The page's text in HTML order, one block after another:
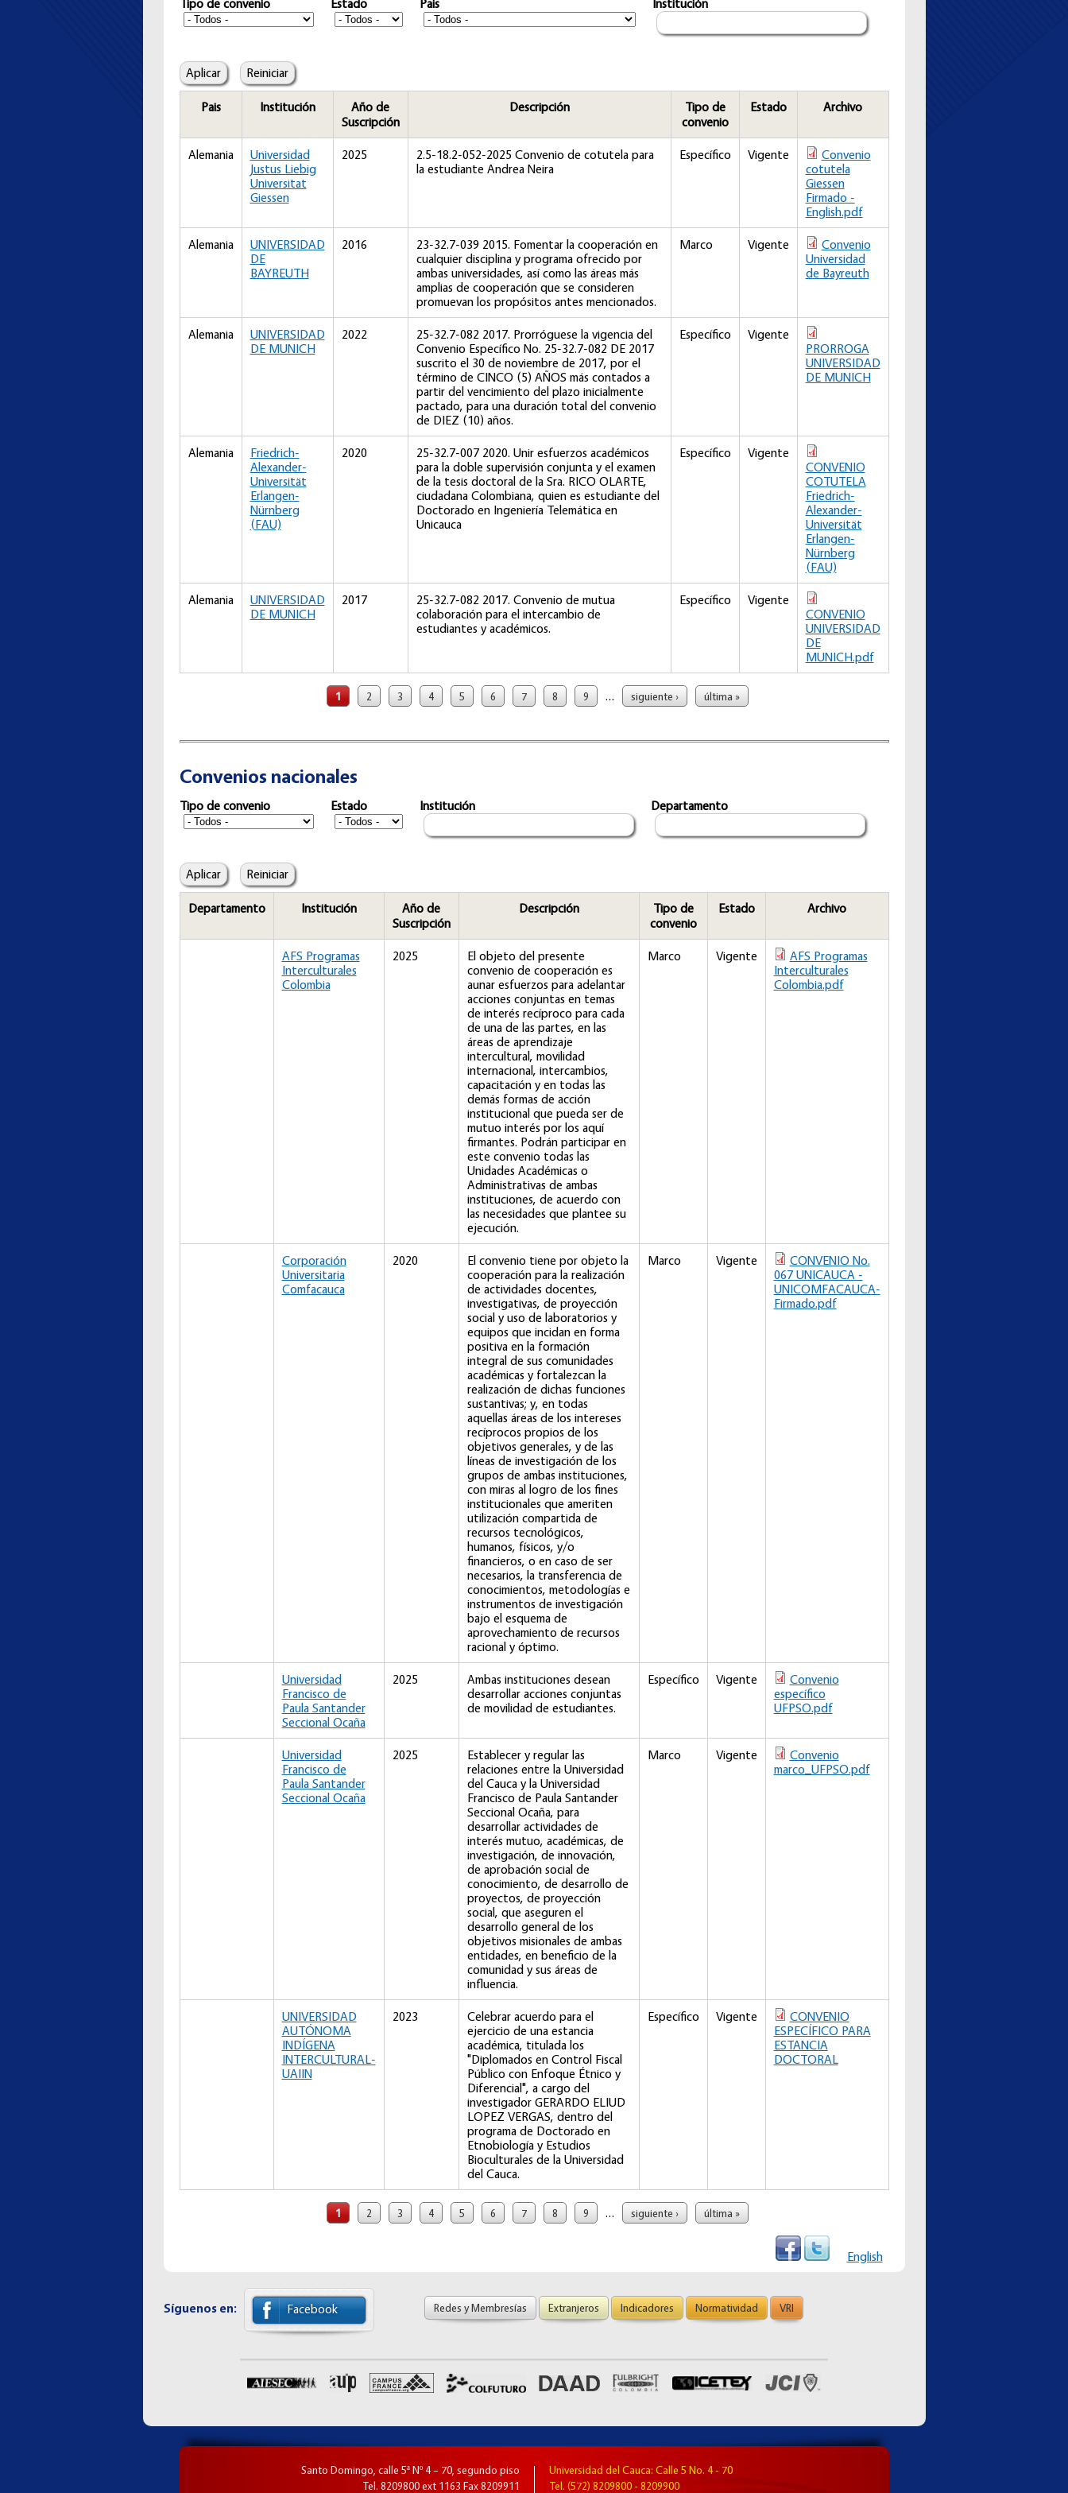
Tipo de convenio Estado Pais Institución
Pais Institución
Año de
Suscripción
Descripción
Tipo de
convenio
Estado Archivo
Alemania
Universidad
Justus Liebig
Universitat
Giessen
2025
2.5-18.2-052-2025 Convenio de cotutela para
la estudiante Andrea Neira
Específico Vigente
Convenio
cotutela
Giessen
Firmado -
English.pdf
Alemania
UNIVERSIDAD
DE
BAYREUTH
2016
23-32.7-039 2015. Fomentar la cooperación en
cualquier disciplina y programa ofrecido por
ambas universidades, así como las áreas más
amplias de cooperación que se consideren
promuevan los propósitos antes mencionados.
Marco Vigente
Convenio
Universidad
de Bayreuth
Alemania
UNIVERSIDAD
DE MUNICH
2022
25-32.7-082 2017. Prorróguese la vigencia del
Convenio Específico No. 25-32.7-082 DE 2017
suscrito el 30 de noviembre de 2017, por el
término de CINCO (5) AÑOS más contados a
partir del vencimiento del plazo inicialmente
pactado, para una duración total del convenio
de DIEZ (10) años.
Específico
Vigente
PRORROGA
UNIVERSIDAD
DE MUNICH
Alemania
Friedrich-
Alexander-
Universität
Erlangen-
Nürnberg
(FAU)
2020
25-32.7-007 2020. Unir esfuerzos académicos
para la doble supervisión conjunta y el examen
de la tesis doctoral de la Sra. RICO OLARTE,
ciudadana Colombiana, quien es estudiante del
Doctorado en Ingeniería Telemática en
Unicauca
Específico
Vigente
CONVENIO
COTUTELA
Friedrich-
Alexander-
Universität
Erlangen-
Nürnberg
(FAU)
Alemania
UNIVERSIDAD
DE MUNICH
2017
25-32.7-082 2017. Convenio de mutua
colaboración para el intercambio de
estudiantes y académicos.
Específico
Vigente
CONVENIO
UNIVERSIDAD
DE
MUNICH.pdf
1 2 3 4 5 6 7 8 9 … siguiente › última »
Convenios nacionales
Tipo de convenio Estado Institución Departamento
Departamento Institución
Año de
Suscripción
Descripción
Tipo de
convenio
Estado Archivo
AFS Programas
Interculturales
Colombia
2025
El objeto del presente
convenio de cooperación es
aunar esfuerzos para adelantar
acciones conjuntas en temas
de interés recíproco para cada
de una de las partes, en las
áreas de aprendizaje
intercultural, movilidad
internacional, intercambios,
capacitación y en todas las
demás formas de acción
institucional que pueda ser de
mutuo interés por los aquí
firmantes. Podrán participar en
este convenio todas las
Unidades Académicas o
Administrativas de ambas
instituciones, de acuerdo con
las necesidades que plantee su
ejecución.
Marco Vigente
AFS Programas
Interculturales
Colombia.pdf
Corporación
Universitaria
Comfacauca
2020
El convenio tiene por objeto la
cooperación para la realización
de actividades docentes,
investigativas, de proyección
social y uso de laboratorios y
equipos que incidan en forma
positiva en la formación
integral de sus comunidades
académicas y fortalezcan la
realización de dichas funciones
sustantivas; y, en todas
aquellas áreas de los intereses
recíprocos propios de los
objetivos generales, y de las
líneas de investigación de los
grupos de ambas instituciones,
con miras al logro de los fines
institucionales que ameriten
utilización compartida de
recursos tecnológicos,
humanos, físicos, y/o
financieros, o en caso de ser
necesarios, la transferencia de
conocimientos, metodologías e
instrumentos de investigación
bajo el esquema de
aprovechamiento de recursos
racional y óptimo.
Marco Vigente
CONVENIO No.
067 UNICAUCA -
UNICOMFACAUCA-
Firmado.pdf
Universidad
Francisco de
Paula Santander
Seccional Ocaña
2025
Ambas instituciones desean
desarrollar acciones conjuntas
de movilidad de estudiantes.
Específico Vigente
Convenio
específico
UFPSO.pdf
Universidad
Francisco de
Paula Santander
Seccional Ocaña
2025
Establecer y regular las
relaciones entre la Universidad
del Cauca y la Universidad
Francisco de Paula Santander
Seccional Ocaña, para
desarrollar actividades de
interés mutuo, académicas, de
investigación, de innovación,
de aprobación social de
conocimiento, de desarrollo de
proyectos, de proyección
social, que aseguren el
desarrollo general de los
objetivos misionales de ambas
entidades, en beneficio de la
comunidad y sus áreas de
influencia.
Marco Vigente
Convenio
marco_UFPSO.pdf
UNIVERSIDAD
AUTÓNOMA
INDÍGENA
INTERCULTURAL-
UAIIN
2023
Celebrar acuerdo para el
ejercicio de una estancia
académica, titulada los
"Diplomados en Control Fiscal
Público con Enfoque Étnico y
Diferencial", a cargo del
investigador GERARDO ELIUD
LOPEZ VERGAS, dentro del
programa de Doctorado en
Etnobiología y Estudios
Bioculturales de la Universidad
del Cauca.
Específico Vigente
CONVENIO
ESPECÍFICO PARA
ESTANCIA
DOCTORAL
1 2 3 4 5 6 7 8 9 … siguiente › última »
English
Síguenos en: Facebook Redes y Membresías Extranjeros Indicadores Normatividad VRI
Santo Domingo, calle 5ª Nº 4 – 70, segundo piso
Tel. 8209800 ext 1163 Fax 8209911
Universidad del Cauca: Calle 5 No. 4 - 70
Tel. (572) 8209800 - 8209900